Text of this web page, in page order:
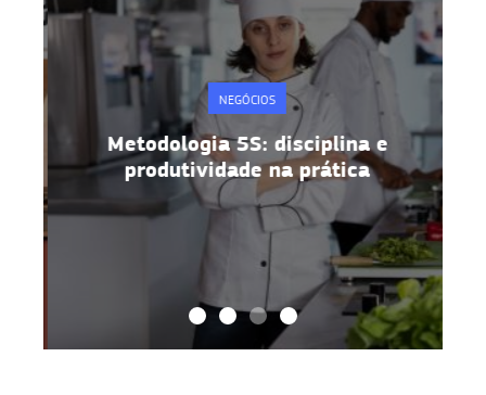
NEGÓCIOS
Metodologia 5S: disciplina e
produtividade na prática